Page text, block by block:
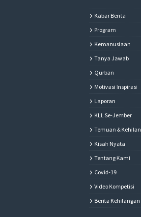
Kabar Berita
Program
Kemanusiaan
Tanya Jawab
Qurban
Motivasi Inspirasi
Laporan
KLL Se-Jember
Temuan &
Kisah Nyata
Tentang Kami
Covid-19
Video Kompetisi
Berita Kehilangan